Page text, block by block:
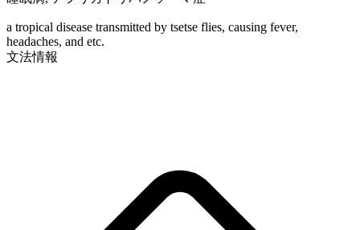
a tropical disease transmitted by tsetse flies, causing fever,
headaches, and etc.
文法情報